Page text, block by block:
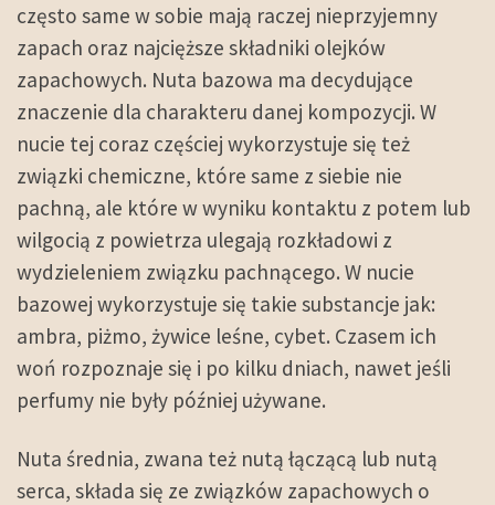
często same w sobie mają raczej nieprzyjemny
zapach oraz najcięższe składniki olejków
zapachowych. Nuta bazowa ma decydujące
znaczenie dla charakteru danej kompozycji. W
nucie tej coraz częściej wykorzystuje się też
związki chemiczne, które same z siebie nie
pachną, ale które w wyniku kontaktu z potem lub
wilgocią z powietrza ulegają rozkładowi z
wydzieleniem związku pachnącego. W nucie
bazowej wykorzystuje się takie substancje jak:
ambra, piżmo, żywice leśne, cybet. Czasem ich
woń rozpoznaje się i po kilku dniach, nawet jeśli
perfumy nie były później używane.
Nuta średnia, zwana też nutą łączącą lub nutą
serca, składa się ze związków zapachowych o